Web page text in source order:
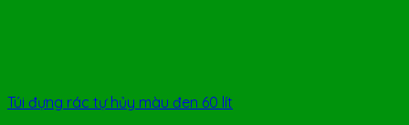
Túi đựng rác tự hủy màu đen 60 lít